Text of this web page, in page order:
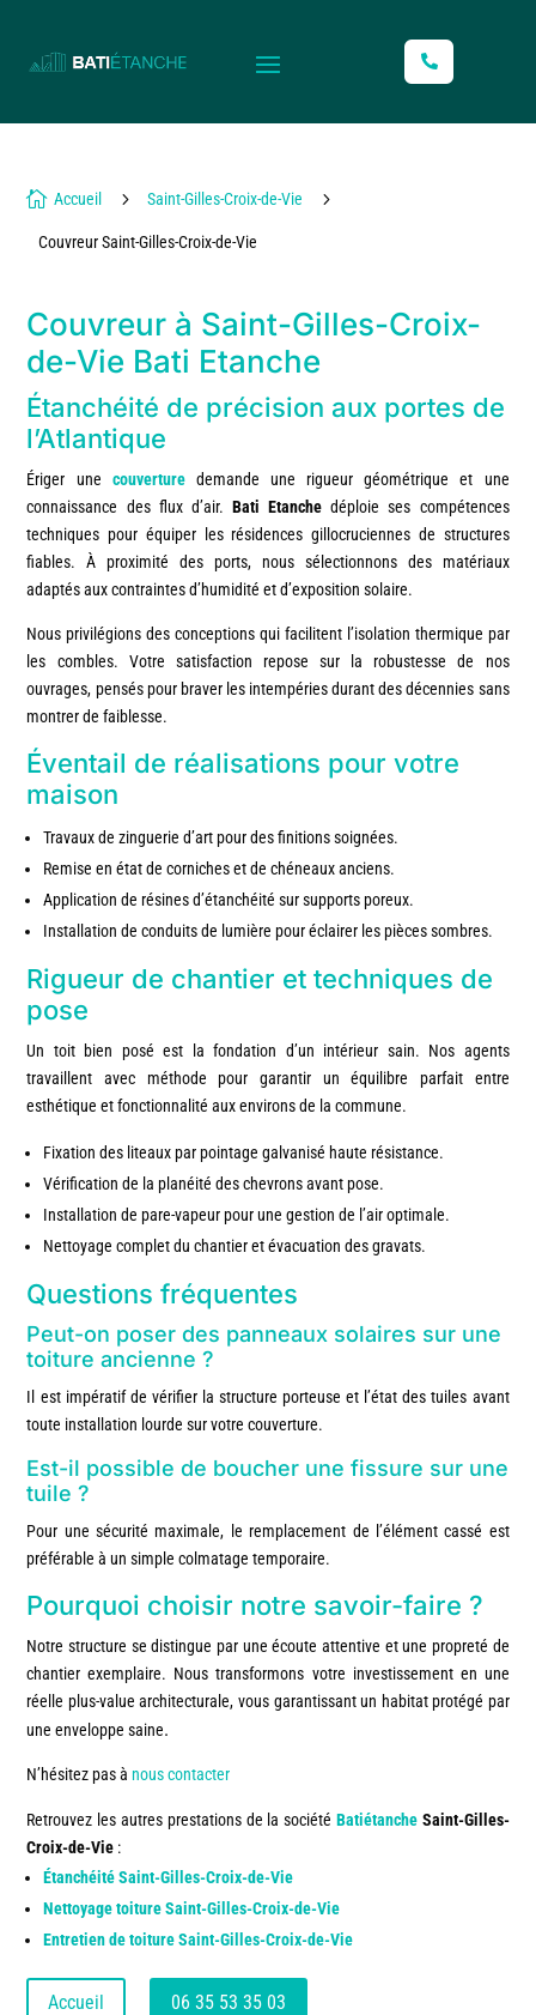
 Accueil 5 Saint-Gilles-Croix-de-Vie 5
Couvreur Saint-Gilles-Croix-de-Vie
Couvreur à Saint-Gilles-Croix-
de-Vie Bati Etanche
Étanchéité de précision aux portes de
l’Atlantique
Ériger une couverture demande une rigueur géométrique et une
connaissance des flux d’air. Bati Etanche déploie ses compétences
techniques pour équiper les résidences gillocruciennes de structures
fiables. À proximité des ports, nous sélectionnons des matériaux
adaptés aux contraintes d’humidité et d’exposition solaire.
Nous privilégions des conceptions qui facilitent l’isolation thermique par
les combles. Votre satisfaction repose sur la robustesse de nos
ouvrages, pensés pour braver les intempéries durant des décennies sans
montrer de faiblesse.
Éventail de réalisations pour votre
maison
Travaux de zinguerie d’art pour des finitions soignées.
Remise en état de corniches et de chéneaux anciens.
Application de résines d’étanchéité sur supports poreux.
Installation de conduits de lumière pour éclairer les pièces sombres.
Rigueur de chantier et techniques de
pose
Un toit bien posé est la fondation d’un intérieur sain. Nos agents
travaillent avec méthode pour garantir un équilibre parfait entre
esthétique et fonctionnalité aux environs de la commune.
Fixation des liteaux par pointage galvanisé haute résistance.
Vérification de la planéité des chevrons avant pose.
Installation de pare-vapeur pour une gestion de l’air optimale.
Nettoyage complet du chantier et évacuation des gravats.
Questions fréquentes
Peut-on poser des panneaux solaires sur une
toiture ancienne ?
Il est impératif de vérifier la structure porteuse et l’état des tuiles avant
toute installation lourde sur votre couverture.
Est-il possible de boucher une fissure sur une
tuile ?
Pour une sécurité maximale, le remplacement de l’élément cassé est
préférable à un simple colmatage temporaire.
Pourquoi choisir notre savoir-faire ?
Notre structure se distingue par une écoute attentive et une propreté de
chantier exemplaire. Nous transformons votre investissement en une
réelle plus-value architecturale, vous garantissant un habitat protégé par
une enveloppe saine.
N’hésitez pas ànous contacter
Retrouvez les autres prestations de la société BatiétancheSaint-Gilles-
Croix-de-Vie :
Étanchéité Saint-Gilles-Croix-de-Vie
Nettoyage toiture Saint-Gilles-Croix-de-Vie
Entretien de toiture Saint-Gilles-Croix-de-Vie
Accueil 06 35 53 35 03